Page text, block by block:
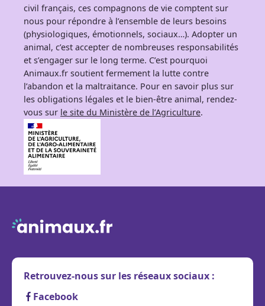
civil français, ces compagnons de vie comptent sur
nous pour répondre à l’ensemble de leurs besoins
(physiologiques, émotionnels, sociaux…). Adopter un
animal, c’est accepter de nombreuses responsabilités
et s’engager sur le long terme. C’est pourquoi
Animaux.fr soutient fermement la lutte contre
l’abandon et la maltraitance. Pour en savoir plus sur
les obligations légales et le bien-être animal, rendez-
vous sur le site du Ministère de l’Agriculture.
Retrouvez-nous sur les réseaux sociaux :
Facebook